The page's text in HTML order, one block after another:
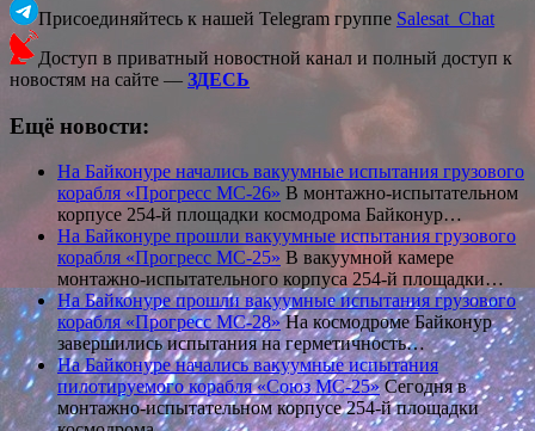
Присоединяйтесь к нашей Telegram группе Salesat_Chat
Доступ в приватный новостной канал и полный доступ к
новостям на сайте — ЗДЕСЬ
Ещё новости:
На Байконуре начались вакуумные испытания грузового
корабля «Прогресс МС-26» В монтажно-испытательном
корпусе 254-й площадки космодрома Байконур…
На Байконуре прошли вакуумные испытания грузового
корабля «Прогресс МС-25» В вакуумной камере
монтажно-испытательного корпуса 254-й площадки…
На Байконуре прошли вакуумные испытания грузового
корабля «Прогресс МС-28»На космодроме Байконур
завершились испытания на герметичность…
На Байконуре начались вакуумные испытания
пилотируемого корабля «Союз МС-25»Сегодня в
монтажно-испытательном корпусе 254-й площадки